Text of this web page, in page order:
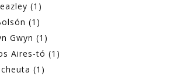
(1)
(1)
Gwyn (1)
Aires-tó (1)
(1)